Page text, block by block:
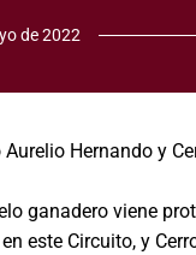
de 2022
ganadero viene
en este Circuito, y